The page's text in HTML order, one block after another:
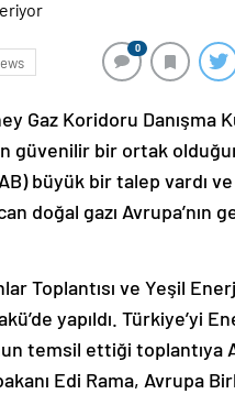
0
Gaz Koridoru Danışma
güvenilir bir ortak
büyük bir talep vardı
doğal gazı Avrupa’nın
Toplantısı ve Yeşil
yapıldı. Türkiye’yi
temsil ettiği toplantıya
Edi Rama, Avrupa